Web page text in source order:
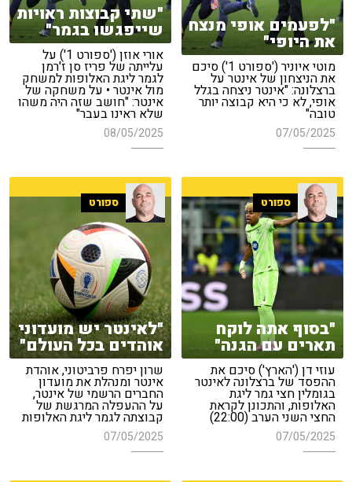
"שתי קבוצות ראויות
שייפגשו בגמר"
אורי אוזן ('ספורט 1') על
עלייתה של פריז סן ז'רמן
לגמר ליגת האלופות למשחק
מול אינטר • על משחקה של
אינטר: "חושב שזה היה משהו
שלא ראינו בעבר"
08/05/2025
"לפעמים אופי מנצח
את היופי"
מוטי איוניר ('ספורט 1') סיכם
את הניצחון של אינטר על
ברצלונה: "אינטר ניצחה בגלל
אופי, לא כי היא קבוצה יותר
טובה"
07/05/2025
ספורט
"בסוף אתה לוקח
תארים עם הגנה"
עוזי דן ('הארץ') סיכם את
ההפסד של ברצלונה לאינטר
בגומלין חצי גמר ליגת
האלופות, והתכונן לקראת
החצי השני הערב (22:00)
07/05/2025
ספורט
"לאינטר יש מועדוני
אוהדים בכל העולם"
שרון יפרח פרביטוני, אוהדת
אינטר ומנהלת את מועדון
החברים הרשמי של אינטר,
על ההעפלה המרגשת של
קבוצתה לגמר ליגת האלופות
07/05/2025